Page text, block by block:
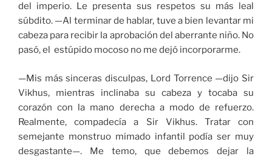
del imperio. Le presenta sus respetos su más leal
súbdito. —Al terminar de hablar, tuve a bien levantar mi
cabeza para recibir la aprobación del aberrante niño. No
pasó, el estúpido mocoso no me dejó incorporarme.
—Mis más sinceras disculpas, Lord Torrence —dijo Sir
Vikhus, mientras inclinaba su cabeza y tocaba su
corazón con la mano derecha a modo de refuerzo.
Realmente, compadecía a Sir Vikhus. Tratar con
semejante monstruo mimado infantil podía ser muy
desgastante—. Me temo, que debemos dejar la